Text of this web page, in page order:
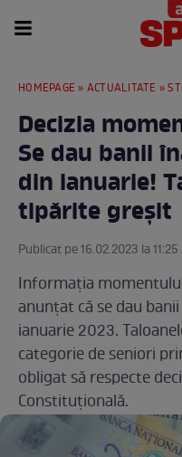
HOMEPAGE » ACTUALITATE »
Decizia
Se dau banii
din ianuarie!
tipărite greșit
Publicat pe 16.02.2023 la
Informația
anunțat că se dau
ianuarie 2023.
categorie de seniori
obligat să respecte
Constituțională.